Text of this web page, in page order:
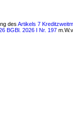
des Artikels 7
BGBl. 2026 I Nr. 197